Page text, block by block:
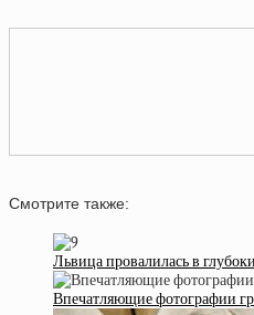
Смотрите также:
Львица провалилась в
Впечатляющие фотографии